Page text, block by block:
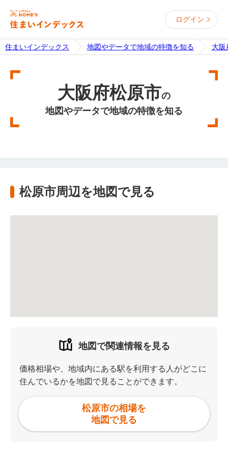
ログイン
住まいインデックス 地図やデータで地域の特徴を知る 大阪
大阪府松原市の
地図やデータで地域の特徴を知る
松原市周辺を地図で見る
地図で関連情報を見る
価格相場や、地域内にある駅を利用する人がどこに
住んでいるかを地図で見ることができます。
松原市の相場を
地図で見る